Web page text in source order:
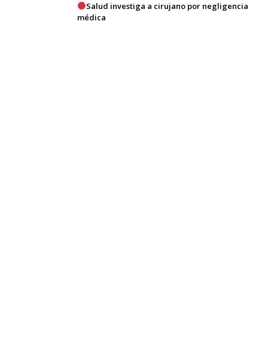
Salud investiga a cirujano por negligencia
médica